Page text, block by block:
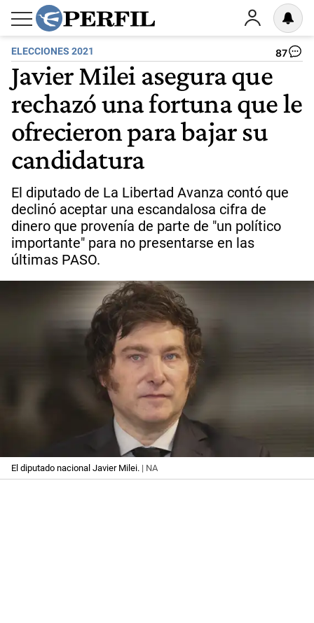
ELECCIONES 2021 87
Javier Milei asegura que
rechazó una fortuna que le
ofrecieron para bajar su
candidatura
El diputado de La Libertad Avanza contó que
declinó aceptar una escandalosa cifra de
dinero que provenía de parte de "un político
importante" para no presentarse en las
últimas PASO.
El diputado nacional Javier Milei. | NA